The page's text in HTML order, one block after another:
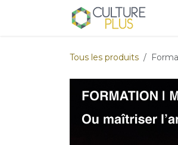
Se rendre au contenu
Tous les produits